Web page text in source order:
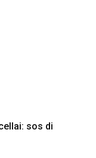
sos di